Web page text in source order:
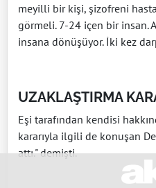
meyilli bir kişi, şizofreni
görmeli. 7-24 içen bir insan.
insana dönüşüyor. İki kez
UZAKLAŞTIRMA
Eşi tarafından kendisi
kararıyla ilgili de konuşan
attı." demişti.